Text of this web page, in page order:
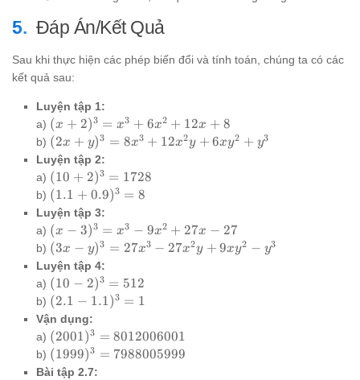
1^3 =
27 - 1 =
26
=
6(2^2)
(1) +
2(1^3)
+ 2 =
24 + 2
= 26
Đáp Án/Kết Quả
Sau khi thực hiện các phép biến đổi và tính toán, chúng ta có các
kết quả sau:
Luyện tập 1:
a) (x+2)^3
= x^3 +
6x^2 +
12x + 8
(x + 2)3 = x3 + 6x2 + 12x + 8
b) (2x+y)^3
= 8x^3 +
12x^2y +
6xy^2 +
y^3
(2x + y)3 = 8x3 + 12x2y + 6xy2 + y3
Luyện tập 2:
a) (10+2)^3
= 1728
(10 + 2)3 = 1728
b) (1.1+0.9)^3
= 8
(1.1 + 0.9)3 = 8
Luyện tập 3:
a) (x-
3)^3
=
x^3
-
9x^2
+
27x
- 27
(x − 3)3 = x3 − 9x2 + 27x − 27
b) (3x-
y)^3 =
27x^3
-
27x^2y
+
9xy^2
- y^3
(3x − y)3 = 27x3 − 27x2y + 9xy2 − y3
Luyện tập 4:
a) (10-
2)^3
=
512
(10 − 2)3 = 512
b) (2.1-
1.1)^3
= 1
(2.1 − 1.1)3 = 1
Vận dụng:
a) (2001)^3 =
8012006001
(2001)3 = 8012006001
b) (1999)^3 =
7988005999
(1999)3 = 7988005999
Bài tập 2.7: